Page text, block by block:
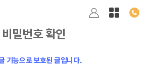
비밀번호 확인
기능으로 보호된 글입니다.